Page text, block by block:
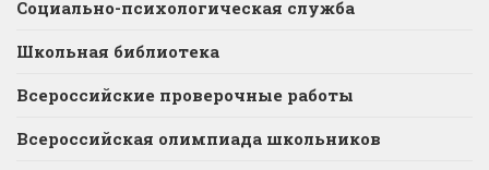
Социально-психологическая служба
Школьная библиотека
Всероссийские проверочные работы
Всероссийская олимпиада школьников